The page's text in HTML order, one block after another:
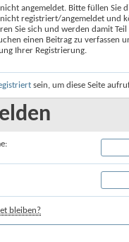
angemeldet. Bitte füllen Sie
registriert/angemeldet und
Sie sich und werden damit
einen Beitrag zu verfassen
Ihrer Registrierung.
sein, um diese Seite
bleiben?